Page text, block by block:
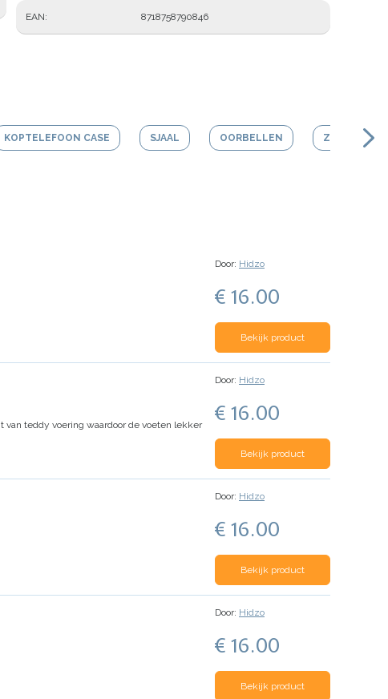
EAN 8718758790846
KOPTELEFOON CASE SJAAL OORBELLEN ZONNEBRIL
Door: Hidzo
€ 16.00
Bekijk product
teddy voering waardoor de voeten lekker
Door: Hidzo
€ 16.00
Bekijk product
Door: Hidzo
€ 16.00
Bekijk product
Door: Hidzo
€ 16.00
Bekijk product